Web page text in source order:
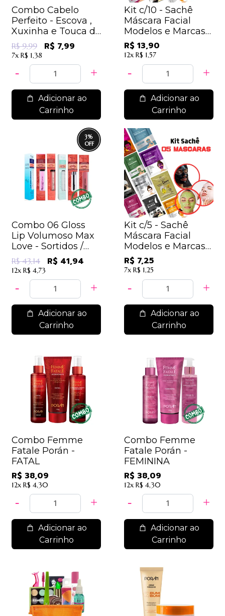
Combo Cabelo
Perfeito - Escova ,
Xuxinha e Touca de
Cetim - Cores e
Modelos Diversos
R$ 9,99 R$ 7,99
7x R$ 1,38
Adicionar ao
Carrinho
Kit c/10 - Sachê
Máscara Facial
Modelos e Marcas
Sortidos / 1,39
R$ 13,90
12x R$ 1,57
Adicionar ao
Carrinho
3%
Combo 06 Gloss
Lip Volumoso Max
Love - Sortidos /
6,99
R$ 43,14 R$ 41,94
12x R$ 4,73
Adicionar ao
Carrinho
Kit c/5 - Sachê
Máscara Facial
Modelos e Marcas
Sortidos / 1,45
R$ 7,25
7x R$ 1,25
Adicionar ao
Carrinho
Combo Femme
Fatale Porán -
FATAL
R$ 38,09
12x R$ 4,30
Adicionar ao
Carrinho
Combo Femme
Fatale Porán -
FEMININA
R$ 38,09
12x R$ 4,30
Adicionar ao
Carrinho